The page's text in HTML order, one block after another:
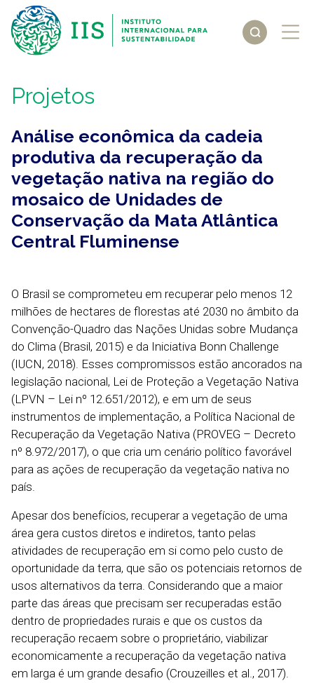
Projetos
Análise econômica da cadeia
produtiva da recuperação da
vegetação nativa na região do
mosaico de Unidades de
Conservação da Mata Atlântica
Central Fluminense
O Brasil se comprometeu em recuperar pelo menos 12
milhões de hectares de florestas até 2030 no âmbito da
Convenção-Quadro das Nações Unidas sobre Mudança
do Clima (Brasil, 2015) e da Iniciativa Bonn Challenge
(IUCN, 2018). Esses compromissos estão ancorados na
legislação nacional, Lei de Proteção a Vegetação Nativa
(LPVN – Lei nº 12.651/2012), e em um de seus
instrumentos de implementação, a Política Nacional de
Recuperação da Vegetação Nativa (PROVEG – Decreto
nº 8.972/2017), o que cria um cenário político favorável
para as ações de recuperação da vegetação nativa no
país.
Apesar dos benefícios, recuperar a vegetação de uma
área gera custos diretos e indiretos, tanto pelas
atividades de recuperação em si como pelo custo de
oportunidade da terra, que são os potenciais retornos de
usos alternativos da terra. Considerando que a maior
parte das áreas que precisam ser recuperadas estão
dentro de propriedades rurais e que os custos da
recuperação recaem sobre o proprietário, viabilizar
economicamente a recuperação da vegetação nativa
em larga é um grande desafio (Crouzeilles et al., 2017).